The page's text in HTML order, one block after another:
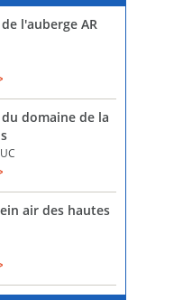
l'auberge AR
domaine de la
air des hautes